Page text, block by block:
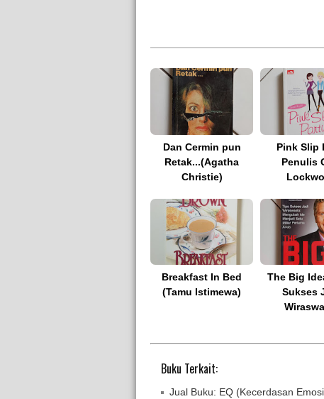
Dan Cermin pun
Retak...(Agatha
Christie)
Pink Slip
Penulis
Breakfast In Bed
(Tamu Istimewa)
The Big
Sukses
Buku Terkait:
Jual Buku: EQ (Kecerdasan